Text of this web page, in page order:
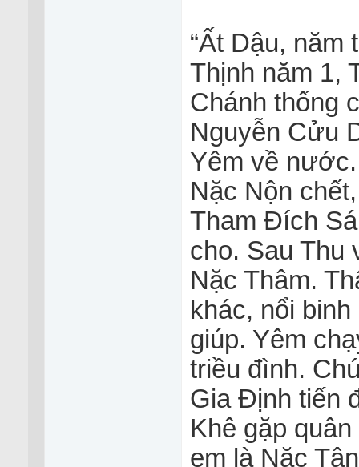
“Ất Dậu,
Thịnh năm 1,
Chánh thống
Nguyễn Cửu
Yêm về
Nặc Nộn
Tham Đích
cho. Sau Thu
Nặc Thâm.
khác, nổi
giúp. Yêm
triều đình.
Gia Định tiến
Khê gặp
em là Nặc